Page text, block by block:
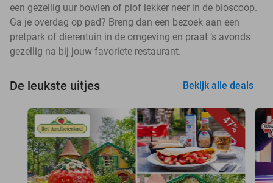
een gezellig uur bowlen of plof lekker neer in de bioscoop.
Ga je overdag op pad? Breng dan een bezoek aan een
pretpark of dierentuin in de omgeving en praat ‘s avonds
gezellig na bij jouw favoriete restaurant.
De leukste uitjes Bekijk alle deals
47%